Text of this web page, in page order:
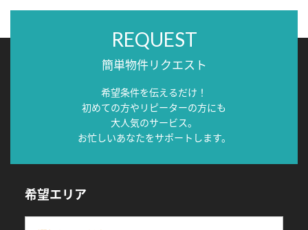
REQUEST
簡単物件リクエスト
希望条件を伝えるだけ！
初めての方やリピーターの方にも
大人気のサービス。
お忙しいあなたをサポートします。
希望エリア